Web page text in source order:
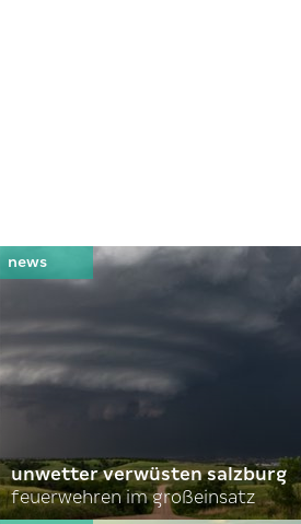
unwetter verwüsten salzburg
feuerwehren im großeinsatz